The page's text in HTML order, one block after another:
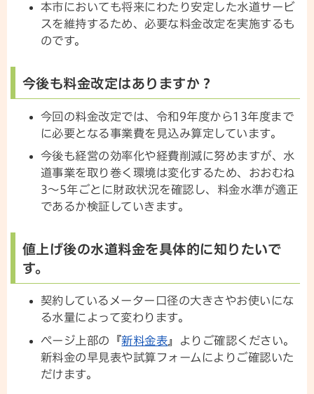
本市においても将来にわたり安定した水道サービ
スを維持するため、必要な料金改定を実施するも
のです。
今後も料金改定はありますか？
今回の料金改定では、令和9年度から13年度まで
に必要となる事業費を見込み算定しています。
今後も経営の効率化や経費削減に努めますが、水
道事業を取り巻く環境は変化するため、おおむね
3～5年ごとに財政状況を確認し、料金水準が適正
であるか検証していきます。
値上げ後の水道料金を具体的に知りたいで
す。
契約しているメーター口径の大きさやお使いにな
る水量によって変わります。
ページ上部の『新料金表』よりご確認ください。
新料金の早見表や試算フォームによりご確認いた
だけます。